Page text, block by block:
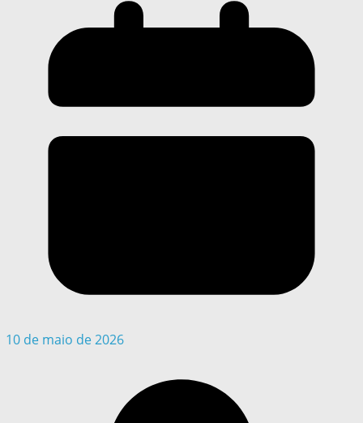
10 de maio de 2026